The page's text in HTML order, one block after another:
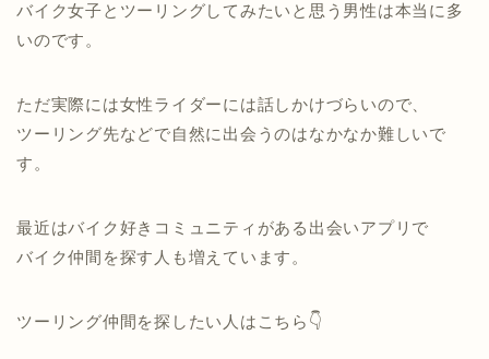
バイク女子とツーリングしてみたいと思う男性は本当に多
いのです。
ただ実際には女性ライダーには話しかけづらいので、
ツーリング先などで自然に出会うのはなかなか難しいで
す。
最近はバイク好きコミュニティがある出会いアプリで
バイク仲間を探す人も増えています。
ツーリング仲間を探したい人はこちら👇